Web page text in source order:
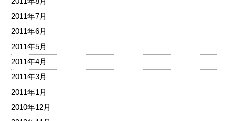
2011年7月
2011年6月
2011年5月
2011年4月
2011年3月
2011年1月
2010年12月